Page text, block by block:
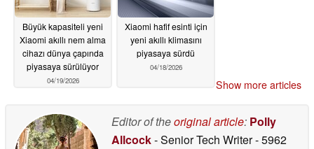
Büyük kapasiteli yeni
Xiaomi akıllı nem alma
cihazı dünya çapında
piyasaya sürülüyor
04/19/2026
Xiaomi hafif esinti için
yeni akıllı klimasını
piyasaya sürdü
04/18/2026
Show more articles
Editor of theoriginal article: Polly
Allcock- Senior Tech Writer- 5962